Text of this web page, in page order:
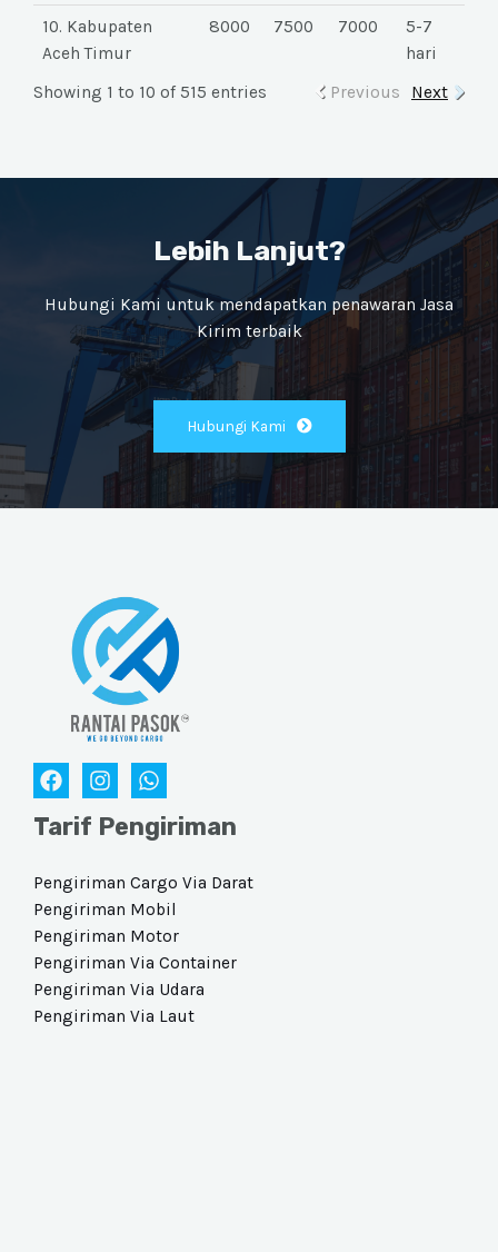
10. Kabupaten
Aceh Timur
8000 7500 7000
5-7
hari
Showing 1 to 10 of 515 entries
Previous Next
Lebih Lanjut?
Hubungi Kami untuk mendapatkan penawaran Jasa
Kirim terbaik
Hubungi Kami
Tarif Pengiriman
Pengiriman Cargo Via Darat​
Pengiriman Mobil
Pengiriman Motor
Pengiriman Via Container
Pengiriman Via Udara​
Pengiriman Via Laut